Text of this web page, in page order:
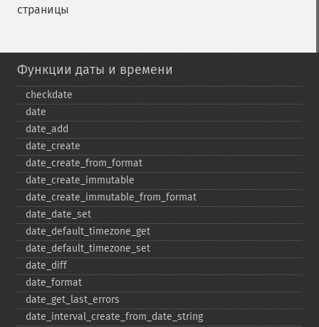
страницы
Функции даты и времени
checkdate
date
date_​add
date_​create
date_​create_​from_​format
date_​create_​immutable
date_​create_​immutable_​from_​format
date_​date_​set
date_​default_​timezone_​get
date_​default_​timezone_​set
date_​diff
date_​format
date_​get_​last_​errors
date_​interval_​create_​from_​date_​string